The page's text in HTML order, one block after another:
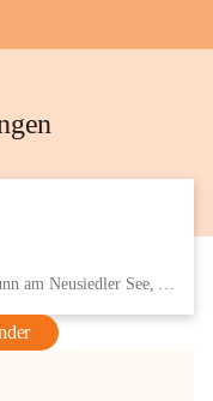
Eisenstädter Straße 18, 7091 Breitenbrunn am Neusiedler See, AUT